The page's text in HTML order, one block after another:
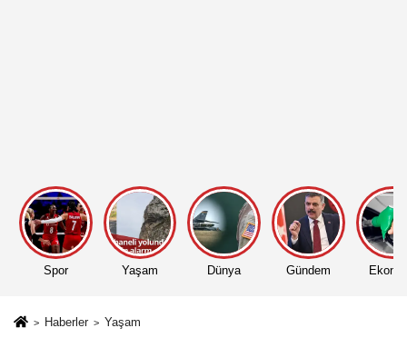
Spor Yaşam Dünya Gündem
Haberler Yaşam